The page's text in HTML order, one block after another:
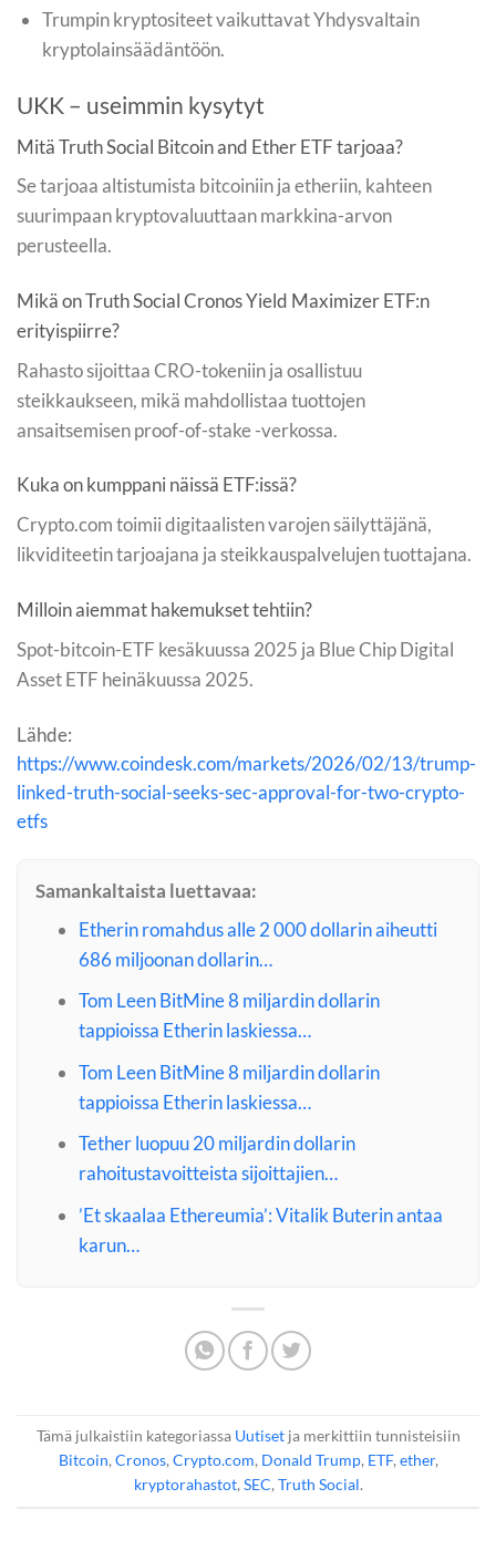
Trumpin kryptositeet vaikuttavat Yhdysvaltain
kryptolainsäädäntöön.
UKK – useimmin kysytyt
Mitä Truth Social Bitcoin and Ether ETF tarjoaa?
Se tarjoaa altistumista bitcoiniin ja etheriin, kahteen
suurimpaan kryptovaluuttaan markkina-arvon
perusteella.
Mikä on Truth Social Cronos Yield Maximizer ETF:n
erityispiirre?
Rahasto sijoittaa CRO-tokeniin ja osallistuu
steikkaukseen, mikä mahdollistaa tuottojen
ansaitsemisen proof-of-stake -verkossa.
Kuka on kumppani näissä ETF:issä?
Crypto.com toimii digitaalisten varojen säilyttäjänä,
likviditeetin tarjoajana ja steikkauspalvelujen tuottajana.
Milloin aiemmat hakemukset tehtiin?
Spot-bitcoin-ETF kesäkuussa 2025 ja Blue Chip Digital
Asset ETF heinäkuussa 2025.
Lähde:
https://www.coindesk.com/markets/2026/02/13/trump-
linked-truth-social-seeks-sec-approval-for-two-crypto-
etfs
Samankaltaista luettavaa:
Etherin romahdus alle 2 000 dollarin aiheutti
686 miljoonan dollarin…
Tom Leen BitMine 8 miljardin dollarin
tappioissa Etherin laskiessa…
Tom Leen BitMine 8 miljardin dollarin
tappioissa Etherin laskiessa…
Tether luopuu 20 miljardin dollarin
rahoitustavoitteista sijoittajien…
’Et skaalaa Ethereumia’: Vitalik Buterin antaa
karun…
Tämä julkaistiin kategoriassa Uutisetja merkittiin tunnisteisiin
Bitcoin, Cronos, Crypto.com, Donald Trump, ETF, ether,
kryptorahastot, SEC, Truth Social.